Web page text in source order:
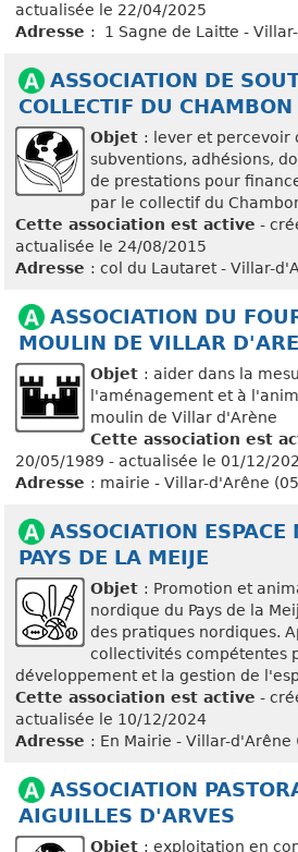
actualisée le 22/04/2025
Adresse : 1 Sagne de Laitte -
ASSOCIATION DE
COLLECTIF DU CHAMBON
Objet : lever et percevoir
subventions, adhésions,
de prestations pour
par le collectif du
Cette association est active -
actualisée le 24/08/2015
Adresse : col du Lautaret - Villar-
ASSOCIATION DU
MOULIN DE VILLAR
Objet : aider dans la
l'aménagement et à
moulin de Villar d'Arène
Cette association est
20/05/1989 - actualisée le 01/12/
Adresse : mairie - Villar-d'Arêne
ASSOCIATION ESPACE
PAYS DE LA MEIJE
Objet : Promotion et
nordique du Pays de la
des pratiques nordiques.
collectivités compétentes
développement et la gestion de
Cette association est active -
actualisée le 10/12/2024
Adresse : En Mairie - Villar-d'Arêne
ASSOCIATION
AIGUILLES D'ARVES
Objet : exploitation en